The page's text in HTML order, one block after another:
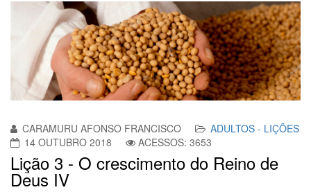
CARAMURU AFONSO FRANCISCO
ADULTOS - LIÇÕES
14 OUTUBRO 2018
ACESSOS: 3653
Lição 3 - O crescimento do Reino de
Deus IV